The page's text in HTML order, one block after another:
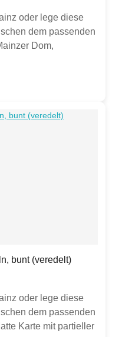
oder lege diese
dem passenden
Dom,
DIN A6
den Fotos zu sehen
bunt (veredelt)
oder lege diese
dem passenden
Karte mit partieller